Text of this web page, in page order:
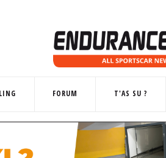
FORUM T'AS SU ?